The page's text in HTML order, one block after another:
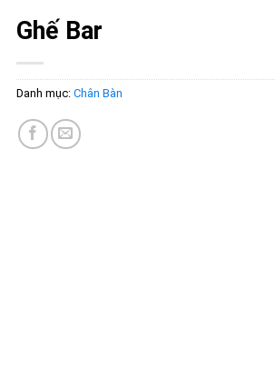
Ghế Bar
Danh mục:Chân Bàn